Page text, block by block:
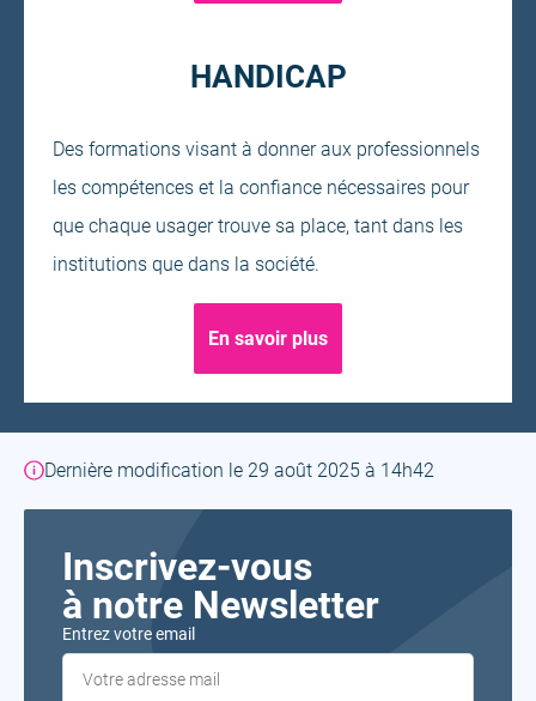
HANDICAP
Des formations visant à donner aux professionnels
les compétences et la confiance nécessaires pour
que chaque usager trouve sa place, tant dans les
institutions que dans la société.
En savoir plus
Dernière modification le 29 août 2025 à 14h42
Inscrivez-vous
à notre Newsletter
Entrez votre email